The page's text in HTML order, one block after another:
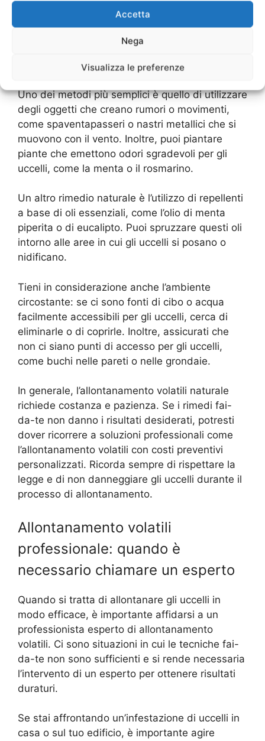
Accetta
Nega
Visualizza le preferenze
nei nostri spazi abitativi possono diventare un
fastidio. Se stai cercando un modo naturale per
allontanare gli uccelli, ci sono alcuni rimedi fai-
da-te che puoi provare.
Uno dei metodi più semplici è quello di utilizzare
degli oggetti che creano rumori o movimenti,
come spaventapasseri o nastri metallici che si
muovono con il vento. Inoltre, puoi piantare
piante che emettono odori sgradevoli per gli
uccelli, come la menta o il rosmarino.
Un altro rimedio naturale è l’utilizzo di repellenti
a base di oli essenziali, come l’olio di menta
piperita o di eucalipto. Puoi spruzzare questi oli
intorno alle aree in cui gli uccelli si posano o
nidificano.
Tieni in considerazione anche l’ambiente
circostante: se ci sono fonti di cibo o acqua
facilmente accessibili per gli uccelli, cerca di
eliminarle o di coprirle. Inoltre, assicurati che
non ci siano punti di accesso per gli uccelli,
come buchi nelle pareti o nelle grondaie.
In generale, l’allontanamento volatili naturale
richiede costanza e pazienza. Se i rimedi fai-
da-te non danno i risultati desiderati, potresti
dover ricorrere a soluzioni professionali come
l’allontanamento volatili con costi preventivi
personalizzati. Ricorda sempre di rispettare la
legge e di non danneggiare gli uccelli durante il
processo di allontanamento.
Allontanamento volatili
professionale: quando è
necessario chiamare un esperto
Quando si tratta di allontanare gli uccelli in
modo efficace, è importante affidarsi a un
professionista esperto di allontanamento
volatili. Ci sono situazioni in cui le tecniche fai-
da-te non sono sufficienti e si rende necessaria
l’intervento di un esperto per ottenere risultati
duraturi.
Se stai affrontando un’infestazione di uccelli in
casa o sul tuo edificio, è importante agire